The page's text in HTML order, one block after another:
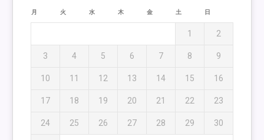
月 火 水 木 金 土 日
1 2
3 4 5 6 7 8 9
10 11 12 13 14 15 16
17 18 19 20 21 22 23
24 25 26 27 28 29 30